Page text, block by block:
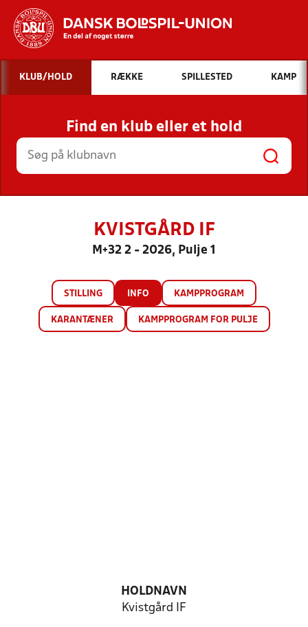
Hvad vil du søge efter?
INDHOLD OG NYHEDER
STILLINGER, RESULTATER, KLUBBER OG
HOLD
KLUB/HOLD RÆKKE SPILLESTED KAMP
Find en klub eller et hold
KVISTGÅRD IF
M+32 2 - 2026, Pulje 1
STILLING INFO KAMPPROGRAM
KARANTÆNER KAMPPROGRAM FOR PULJE
HOLDNAVN
Kvistgård IF